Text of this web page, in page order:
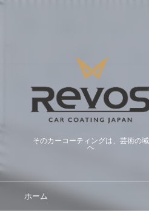
そのカーコーティングは、芸術の域
へ
ホーム